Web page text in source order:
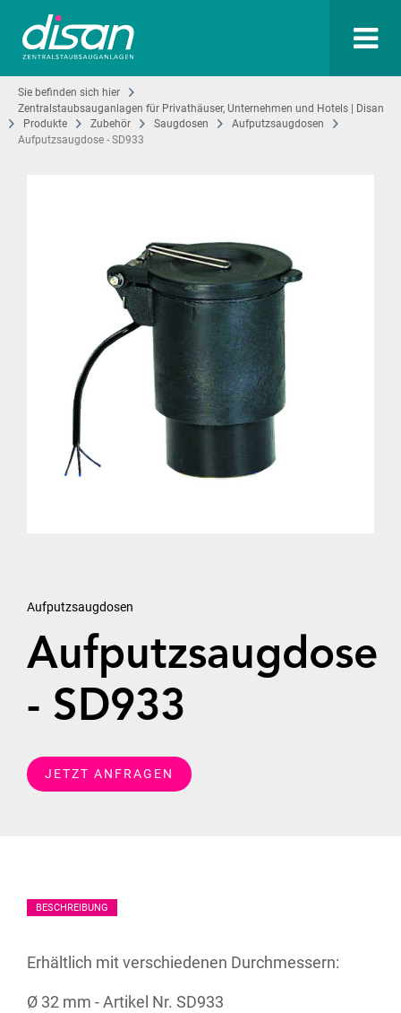
Sie befinden sich hier
Zentralstaubsauganlagen für Privathäuser, Unternehmen und Hotels | Disan
Produkte
Zubehör Saugdosen
Aufputzsaugdosen
Aufputzsaugdose - SD933
Aufputzsaugdosen
Aufputzsaugdose
- SD933
JETZT ANFRAGEN
BESCHREIBUNG
Erhältlich mit verschiedenen Durchmessern:
Ø 32 mm - Artikel Nr. SD933